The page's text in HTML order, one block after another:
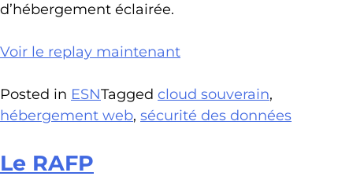
d’hébergement éclairée.
Voir le replay maintenant
Posted in ESNTagged cloud souverain,
hébergement web, sécurité des données
Le RAFP